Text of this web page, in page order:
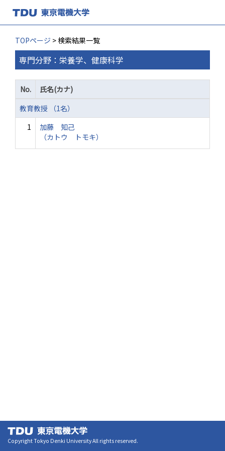
TOPページ > 検索結果一覧
専門分野：栄養学、健康科学
No.
氏名(カナ)
教育教授 （1名）
1
加藤 知己
（カトウ トモキ）
Copyright Tokyo Denki University All rights reserved.